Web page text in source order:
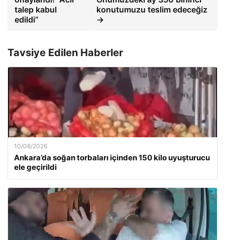
talep kabul
edildi”
konutumuzu teslim edeceğiz
→
Tavsiye Edilen Haberler
10/08/2026
Ankara’da soğan torbaları içinden 150 kilo uyuşturucu
ele geçirildi